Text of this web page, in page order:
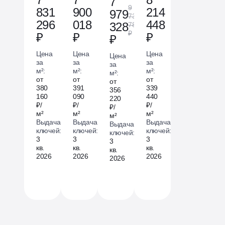
831
296
₽
Цена
за
м²:
от
380
160
₽/
м²
Выдача
ключей:
3
кв.
2026
900
018
₽
Цена
за
м²:
от
391
090
₽/
м²
Выдача
ключей:
3
кв.
2026
979
328
₽
9
730
784
₽
-18 %
Цена
за
м²:
от
356
220
₽/
м²
Выдача
ключей:
3
кв.
2026
214
448
₽
Цена
за
м²:
от
339
440
₽/
м²
Выдача
ключей:
3
кв.
2026